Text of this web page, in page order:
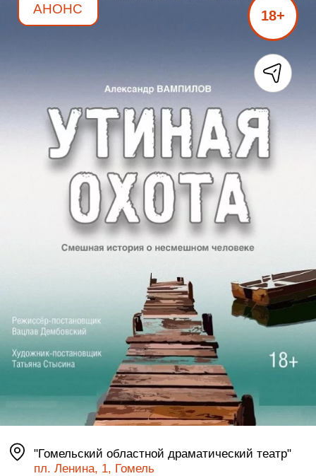
АНОНС 18+
"Гомельский областной драматический театр"
пл. Ленина, 1, Гомель